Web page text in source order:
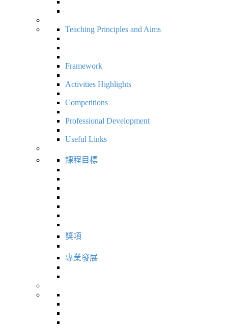
Teaching Principles and Aims
Framework
Activities Highlights
Competitions
Professional Development
Useful Links
課程目標
獎項
專業發展